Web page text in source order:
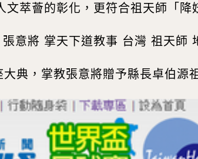
萃薈的彰化，更符合祖天師「
意將 掌天下道教事 台灣 祖天師
典，掌教張意將贈予縣長卓伯源